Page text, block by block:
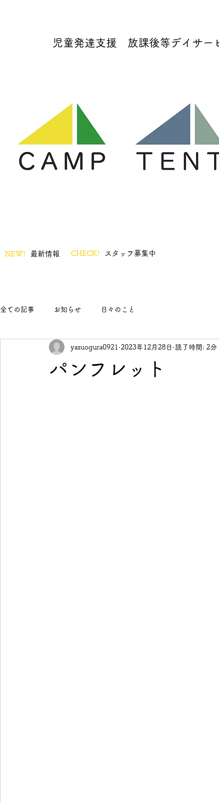
児童発達支援 放課後等デイサ
NEW! 最新情報 CHECK! スタッフ募集中
全ての記事 お知らせ 日々のこと
パンフレット
yasuogura0921 2023年12月28日 読了時間: 2分